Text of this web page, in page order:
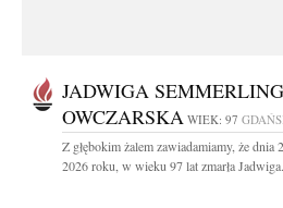
JADWIGA
OWCZARSKA WIEK: 97
Z głębokim żalem zawiadamiamy, że dnia
2026 roku, w wieku 97 lat zmarła